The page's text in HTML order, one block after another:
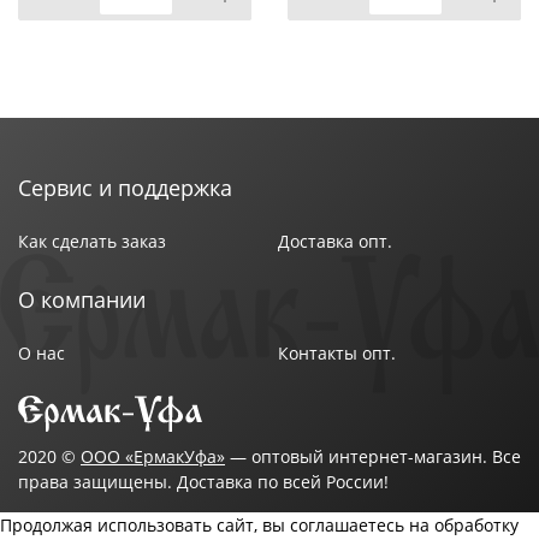
Сервис и поддержка
Как сделать заказ Доставка опт.
О компании
О нас Контакты опт.
2020 © ООО «ЕрмакУфа» — оптовый интернет-магазин. Все
права защищены. Доставка по всей России!
Продолжая использовать сайт, вы соглашаетесь на обработку